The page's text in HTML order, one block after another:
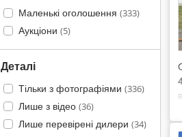
Маленькі оголошення (333)
Аукціони (5)
Деталі
Тільки з фотографіями (336)
Лише з відео (36)
Лише перевірені дилери (34)